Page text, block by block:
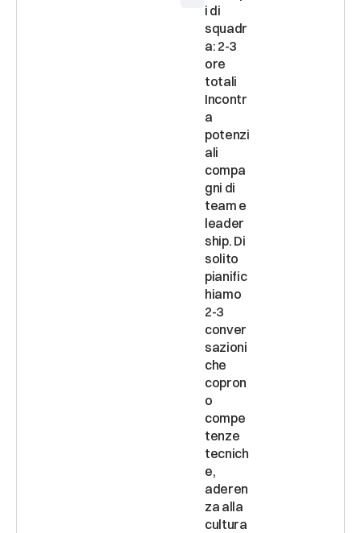
i di
squadr
a: 2-3
ore
totali
Incontr
a
potenzi
ali
compa
gni di
team e
leader
ship. Di
solito
pianific
hiamo
2-3
conver
sazioni
che
copron
o
compe
tenze
tecnich
e,
aderen
za alla
cultura